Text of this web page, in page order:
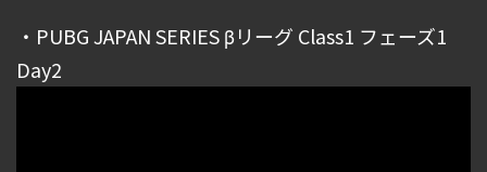
・PUBG JAPAN SERIES βリーグ Class1 フェーズ1
Day2